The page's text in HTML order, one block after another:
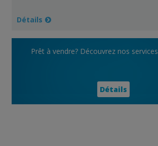
Détails
Prêt à vendre? Découvrez nos services
Détails